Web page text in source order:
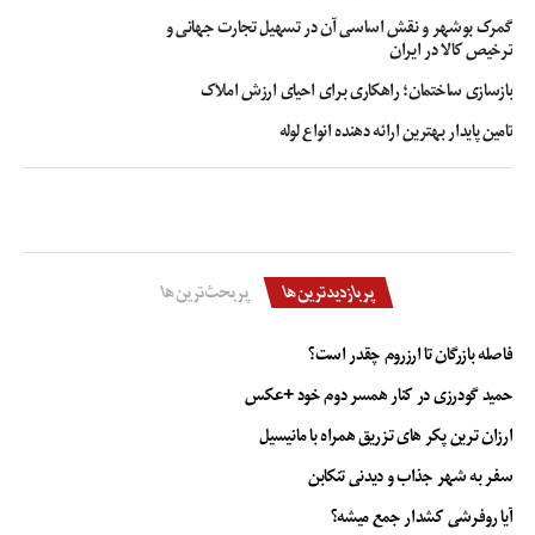
معرفی تکنو شنوا: مرکز تخصصی تست
سرگیجه در شرق تهران (نارمک)
تکنو شنوا یکی از مراکز پیشرو در زمینه ارزیابی و درمان مشکلات شنوایی و تعادلی
است که با بهره‌گیری از فناوری‌های روز دنیا و تیمی از متخصصان مجرب، خدمات
گمرک بوشهر و نقش اساسی آن در تسهیل تجارت جهانی و
ترخیص کالا در ایران
بازسازی ساختمان؛ راهکاری برای احیای ارزش املاک
تامین پایدار بهترین ارائه دهنده انواع لوله
پربازدیدترین‌ها پربحث‌ترین‌ها
فاصله بازرگان تا ارزروم چقدر است؟
حمید گودرزی در کنار همسر دوم خود +عکس
ارزان ترین پکر های تزریق همراه با مانیسیل
سفر به شهر جذاب و دیدنی تنکابن
آیا روفرشی کشدار جمع میشه؟